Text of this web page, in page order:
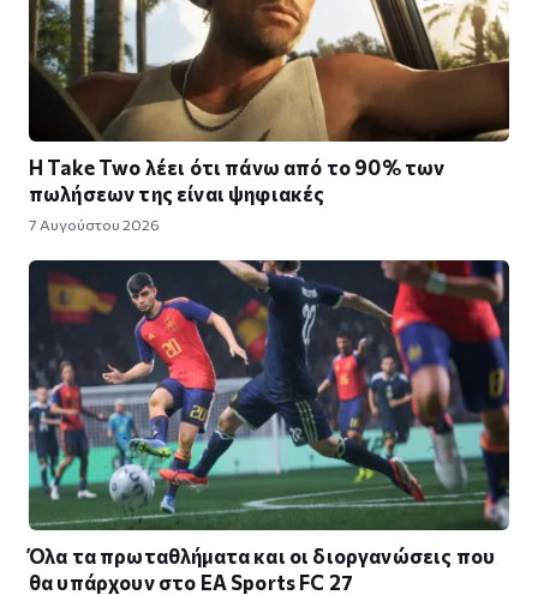
Η Take Twο λέει ότι πάνω από το 90% των
πωλήσεων της είναι ψηφιακές
7 Αυγούστου 2026
Όλα τα πρωταθλήματα και οι διοργανώσεις που
θα υπάρχουν στο EA Sports FC 27